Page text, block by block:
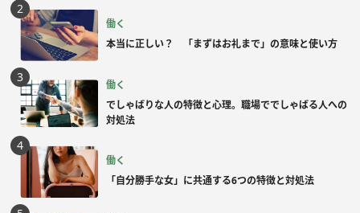
働く
本当に正しい？ 「まずはお礼まで」の意味と使い方
働く
でしゃばりな人の特徴と心理。職場ででしゃばる人への
対処法
働く
「自分勝手な女」に共通する6つの特徴と対処法